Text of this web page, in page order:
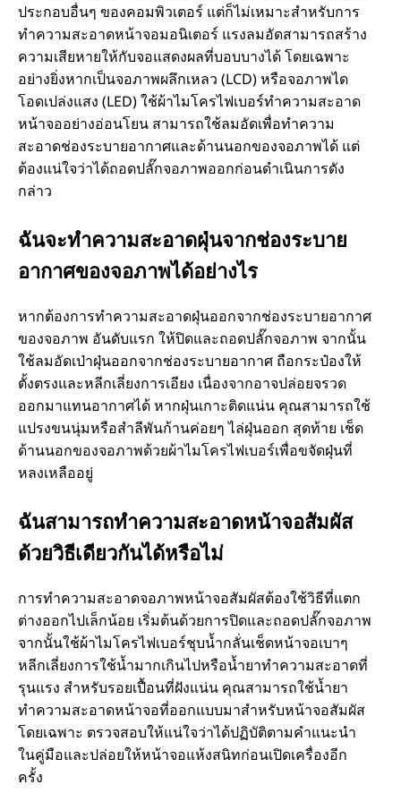
ประกอบอื่นๆ ของคอมพิวเตอร์ แต่ก็ไม่เหมาะสำหรับการ
ทำความสะอาดหน้าจอมอนิเตอร์ แรงลมอัดสามารถสร้าง
ความเสียหายให้กับจอแสดงผลที่บอบบางได้ โดยเฉพาะ
อย่างยิ่งหากเป็นจอภาพผลึกเหลว (LCD) หรือจอภาพได
โอดเปล่งแสง (LED) ใช้ผ้าไมโครไฟเบอร์ทำความสะอาด
หน้าจออย่างอ่อนโยน สามารถใช้ลมอัดเพื่อทำความ
สะอาดช่องระบายอากาศและด้านนอกของจอภาพได้ แต่
ต้องแน่ใจว่าได้ถอดปลั๊กจอภาพออกก่อนดำเนินการดัง
กล่าว
ฉันจะทำความสะอาดฝุ่นจากช่องระบาย
อากาศของจอภาพได้อย่างไร
หากต้องการทำความสะอาดฝุ่นออกจากช่องระบายอากาศ
ของจอภาพ อันดับแรก ให้ปิดและถอดปลั๊กจอภาพ จากนั้น
ใช้ลมอัดเป่าฝุ่นออกจากช่องระบายอากาศ ถือกระป๋องให้
ตั้งตรงและหลีกเลี่ยงการเอียง เนื่องจากอาจปล่อยจรวด
ออกมาแทนอากาศได้ หากฝุ่นเกาะติดแน่น คุณสามารถใช้
แปรงขนนุ่มหรือสำลีพันก้านค่อยๆ ไล่ฝุ่นออก สุดท้าย เช็ด
ด้านนอกของจอภาพด้วยผ้าไมโครไฟเบอร์เพื่อขจัดฝุ่นที่
หลงเหลืออยู่
ฉันสามารถทำความสะอาดหน้าจอสัมผัส
ด้วยวิธีเดียวกันได้หรือไม่
การทำความสะอาดจอภาพหน้าจอสัมผัสต้องใช้วิธีที่แตก
ต่างออกไปเล็กน้อย เริ่มต้นด้วยการปิดและถอดปลั๊กจอภาพ
จากนั้นใช้ผ้าไมโครไฟเบอร์ชุบน้ำกลั่นเช็ดหน้าจอเบาๆ
หลีกเลี่ยงการใช้น้ำมากเกินไปหรือน้ำยาทำความสะอาดที่
รุนแรง สำหรับรอยเปื้อนที่ฝังแน่น คุณสามารถใช้น้ำยา
ทำความสะอาดหน้าจอที่ออกแบบมาสำหรับหน้าจอสัมผัส
โดยเฉพาะ ตรวจสอบให้แน่ใจว่าได้ปฏิบัติตามคำแนะนำ
ในคู่มือและปล่อยให้หน้าจอแห้งสนิทก่อนเปิดเครื่องอีก
ครั้ง